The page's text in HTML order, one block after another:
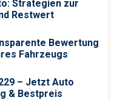
Strategien zur
Restwert
Bewertung
Fahrzeugs
– Jetzt Auto
& Bestpreis